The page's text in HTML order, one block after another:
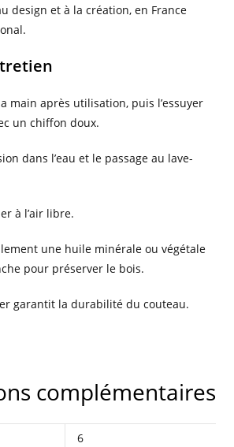
design et à la création, en France
main après utilisation, puis l’essuyer
un chiffon doux.
dans l’eau et le passage au lave-
à l’air libre.
une huile minérale ou végétale
pour préserver le bois.
garantit la durabilité du couteau.
complémentaires
6